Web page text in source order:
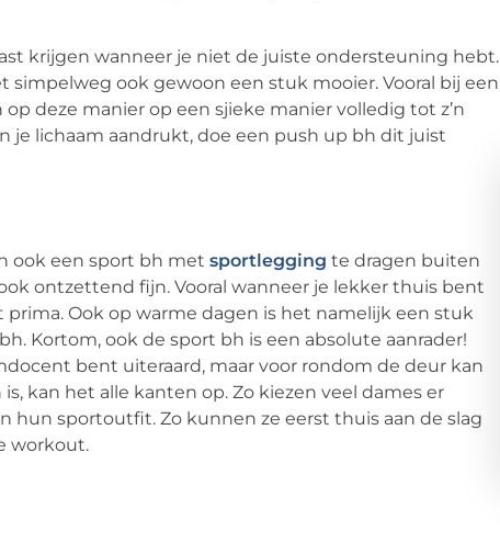
krijgen wanneer je niet de juiste ondersteuning hebt.
ook gewoon een stuk mooier. Vooral bij een
deze manier op een sjieke manier volledig tot z’n
je lichaam aandrukt, doe een push up bh dit juist
ook een sport bh met sportlegging te dragen buiten
ontzettend fijn. Vooral wanneer je lekker thuis bent
Ook op warme dagen is het namelijk een stuk
Kortom, ook de sport bh is een absolute aanrader!
bent uiteraard, maar voor rondom de deur kan
kan het alle kanten op. Zo kiezen veel dames er
hun sportoutfit. Zo kunnen ze eerst thuis aan de slag
workout.